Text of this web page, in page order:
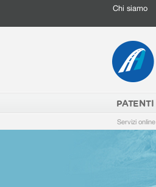
Chi siamo
PATENTI
Servizi online